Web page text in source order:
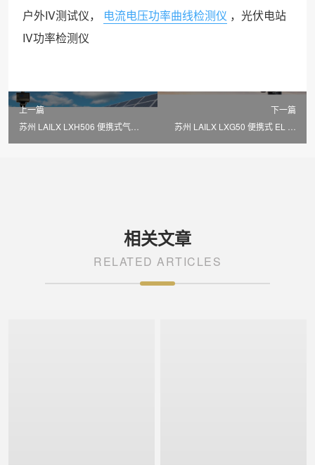
户外IV测试仪， 电流电压功率曲线检测仪 ，光伏电站
IV功率检测仪
上一篇
苏州 LAILX LXH506 便携式气象
下一篇
苏州 LAILX LXG50 便携式 EL 检
相关文章
RELATED ARTICLES